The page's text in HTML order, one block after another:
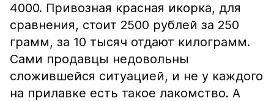
4000. Привозная красная икорка, для
сравнения, стоит 2500 рублей за 250
грамм, за 10 тысяч отдают килограмм.
Сами продавцы недовольны
сложившейся ситуацией, и не у каждого
на прилавке есть такое лакомство. А